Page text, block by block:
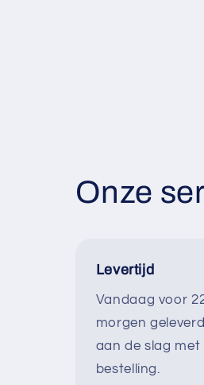
Onze
Levertijd
Vandaag voor
morgen
aan de slag met
bestelling.